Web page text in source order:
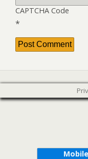
CAPTCHA Code
*
Mobile